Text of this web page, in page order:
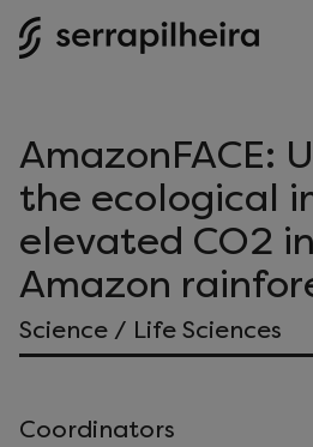
AmazonFACE:
the ecological
elevated CO2
Amazon
Science / Life Sciences
Coordinators